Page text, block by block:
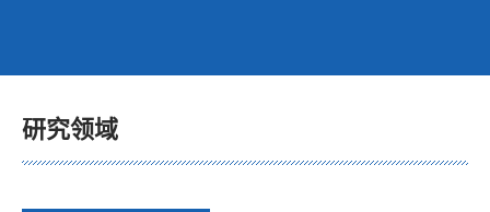
研究领域